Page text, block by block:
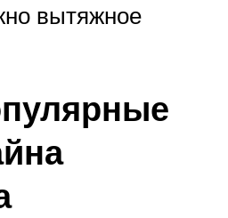
вытяжное